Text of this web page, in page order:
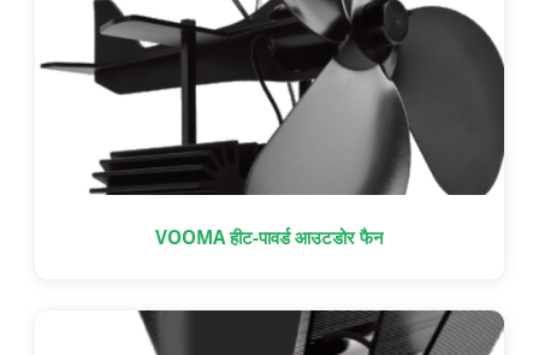
VOOMA हीट-पावर्ड आउटडोर फैन